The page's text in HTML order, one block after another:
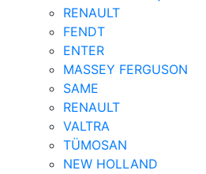
RENAULT
FENDT
ENTER
MASSEY FERGUSON
SAME
RENAULT
VALTRA
TÜMOSAN
NEW HOLLAND